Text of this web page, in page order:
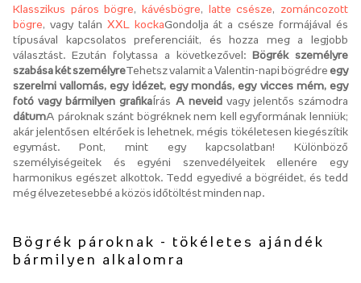
Klasszikus páros bögre, kávésbögre, latte csésze, zománcozott
bögre, vagy talán XXL kockaGondolja át a csésze formájával és
típusával kapcsolatos preferenciáit, és hozza meg a legjobb
választást. Ezután folytassa a következővel: Bögrék személyre
szabása két személyreTehetsz valamit a Valentin-napi bögrédre egy
szerelmi vallomás, egy idézet, egy mondás, egy vicces mém, egy
fotó vagy bármilyen grafikaÍrás A neveid vagy jelentős számodra
dátumA pároknak szánt bögréknek nem kell egyformának lenniük;
akár jelentősen eltérőek is lehetnek, mégis tökéletesen kiegészítik
egymást. Pont, mint egy kapcsolatban! Különböző
személyiségeitek és egyéni szenvedélyeitek ellenére egy
harmonikus egészet alkottok. Tedd egyedivé a bögréidet, és tedd
még élvezetesebbé a közös időtöltést minden nap.
Bögrék pároknak - tökéletes ajándék
bármilyen alkalomra